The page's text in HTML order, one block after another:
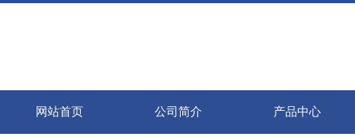
网站首页 公司简介 产品中心